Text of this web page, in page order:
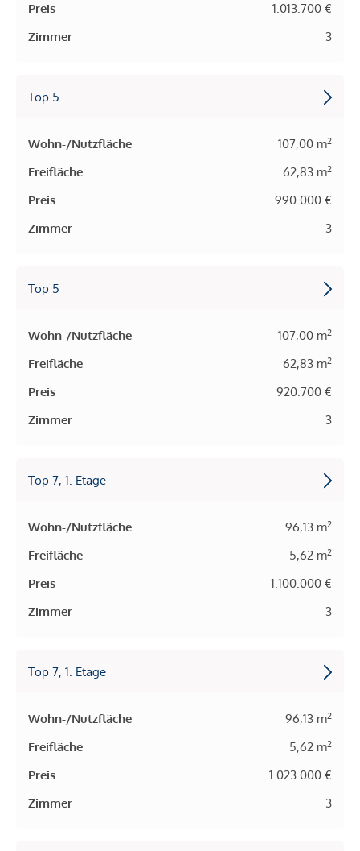
Preis
1.013.700 €
Zimmer
3
Top 5
Wohn-/Nutzfläche 107,00 m2
Freifläche 62,83 m2
Preis
990.000 €
Zimmer
3
Top 5
Wohn-/Nutzfläche 107,00 m2
Freifläche 62,83 m2
Preis
920.700 €
Zimmer
3
Top 7, 1. Etage
Wohn-/Nutzfläche 96,13 m2
Freifläche 5,62 m2
Preis
1.100.000 €
Zimmer
3
Top 7, 1. Etage
Wohn-/Nutzfläche 96,13 m2
Freifläche 5,62 m2
Preis
1.023.000 €
Zimmer
3